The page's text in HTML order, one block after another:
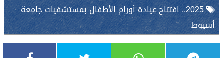
2025.. افتتاح عيادة أورام الأطفال بمستشفيات جامعة
أسيوط